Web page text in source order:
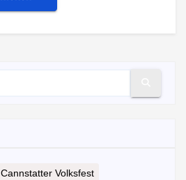
Cannstatter Volksfest